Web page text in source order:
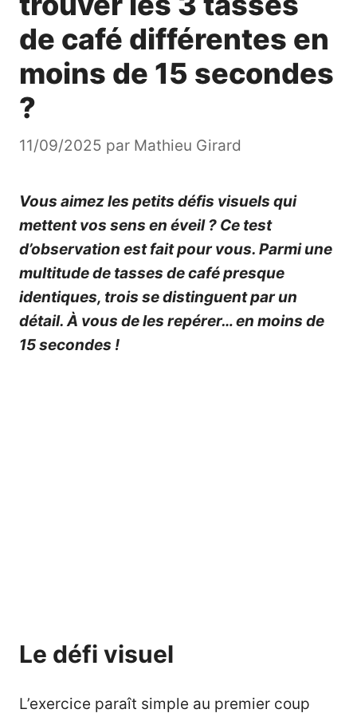
de café différentes en
moins de 15 secondes
?
11/09/2025 par Mathieu Girard
Vous aimez les petits défis visuels qui
mettent vos sens en éveil ? Ce test
d’observation est fait pour vous. Parmi une
multitude de tasses de café presque
identiques, trois se distinguent par un
détail. À vous de les repérer… en moins de
15 secondes !
Le défi visuel
L’exercice paraît simple au premier coup